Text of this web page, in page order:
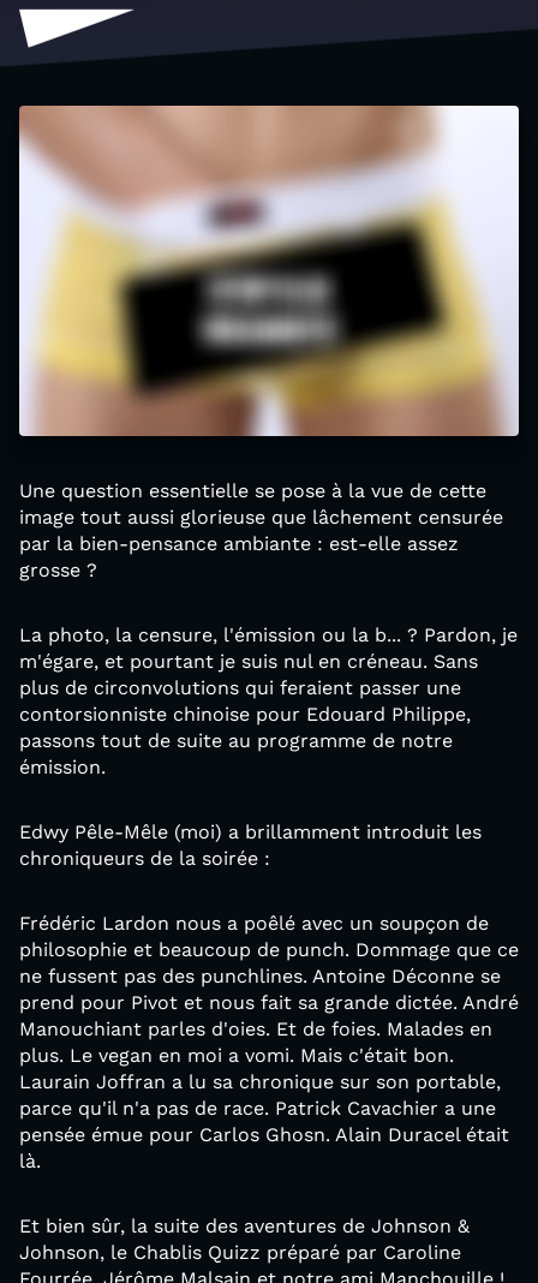
Une question essentielle se pose à la vue de cette
image tout aussi glorieuse que lâchement censurée
par la bien-pensance ambiante : est-elle assez
grosse ?
La photo, la censure, l'émission ou la b... ? Pardon, je
m'égare, et pourtant je suis nul en créneau. Sans
plus de circonvolutions qui feraient passer une
contorsionniste chinoise pour Edouard Philippe,
passons tout de suite au programme de notre
émission.
Edwy Pêle-Mêle (moi) a brillamment introduit les
chroniqueurs de la soirée :
Frédéric Lardon nous a poêlé avec un soupçon de
philosophie et beaucoup de punch. Dommage que ce
ne fussent pas des punchlines. Antoine Déconne se
prend pour Pivot et nous fait sa grande dictée. André
Manouchiant parles d'oies. Et de foies. Malades en
plus. Le vegan en moi a vomi. Mais c'était bon.
Laurain Joffran a lu sa chronique sur son portable,
parce qu'il n'a pas de race. Patrick Cavachier a une
pensée émue pour Carlos Ghosn. Alain Duracel était
là.
Et bien sûr, la suite des aventures de Johnson &
Johnson, le Chablis Quizz préparé par Caroline
Fourrée, Jérôme Malsain et notre ami Manchouille !